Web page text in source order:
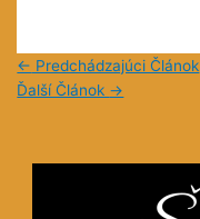
← Predchádzajúci Článok
Ďalší Článok →